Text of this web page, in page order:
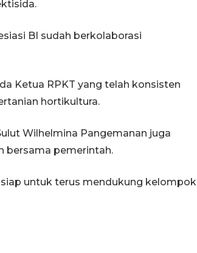
BI sudah berkolaborasi
Ketua RPKT yang telah konsisten
hortikultura.
Wilhelmina Pangemanan juga
bersama pemerintah.
untuk terus mendukung kelompok